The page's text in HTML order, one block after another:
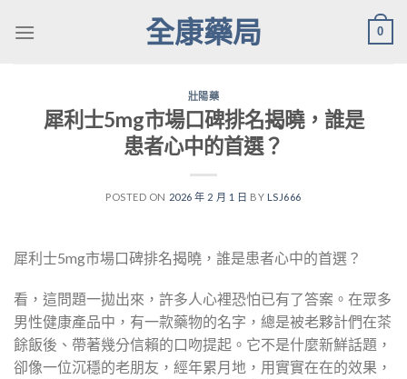
全康藥局 0
壯陽藥
犀利士5mg市場口碑排名揭曉，誰是
患者心中的首選？
POSTED ON 2026 年 2 月 1 日 BY LSJ666
犀利士5mg市場口碑排名揭曉，誰是患者心中的首選？
看，這問題一拋出來，許多人心裡恐怕已有了答案。在眾多
男性健康產品中，有一款藥物的名字，總是被老夥計們在茶
餘飯後、帶著幾分信賴的口吻提起。它不是什麼新鮮話題，
卻像一位沉穩的老朋友，經年累月地，用實實在在的效果，